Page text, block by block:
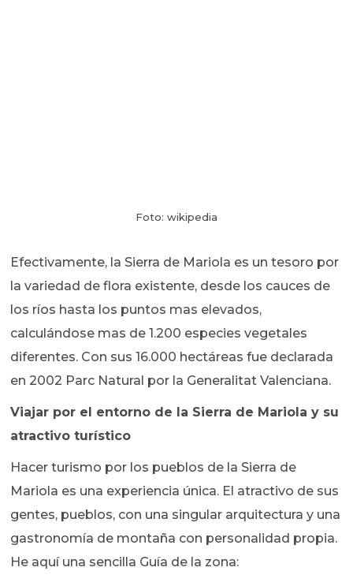
Foto: wikipedia
Efectivamente, la Sierra de Mariola es un tesoro por
la variedad de flora existente, desde los cauces de
los ríos hasta los puntos mas elevados,
calculándose mas de 1.200 especies vegetales
diferentes. Con sus 16.000 hectáreas fue declarada
en 2002 Parc Natural por la Generalitat Valenciana.
Viajar por el entorno de la Sierra de Mariola y su
atractivo turístico
Hacer turismo por los pueblos de la Sierra de
Mariola es una experiencia única. El atractivo de sus
gentes, pueblos, con una singular arquitectura y una
gastronomía de montaña con personalidad propia.
He aquí una sencilla Guía de la zona: